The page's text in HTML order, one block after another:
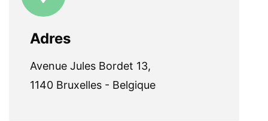
Adres
Avenue Jules Bordet 13,
1140 Bruxelles - Belgique